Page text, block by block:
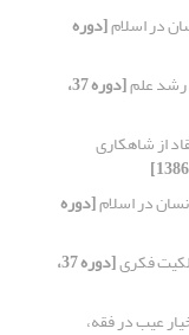
در اسلام[دوره
رشد علم [دوره 37،
از شاهکاری
در اسلام[دوره
فکری [دوره 37،
عیب در فقه،